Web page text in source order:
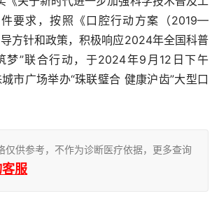
要求，按照《口腔行动方案（2019—
方针和政策，积极响应2024年全国科普
梦”联合行动，于2024年9月12日下午
市广场举办“珠联璧合 健康沪齿”大型口
仅供参考，不作为诊断医疗依据，更多查询
服